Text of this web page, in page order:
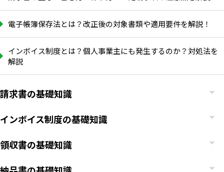
電子帳簿保存法とは？改正後の対象書類や適用要件を解説！
インボイス制度とは？個人事業主にも発生するのか？対処法を
解説
請求書の基礎知識
インボイス制度の基礎知識
領収書の基礎知識